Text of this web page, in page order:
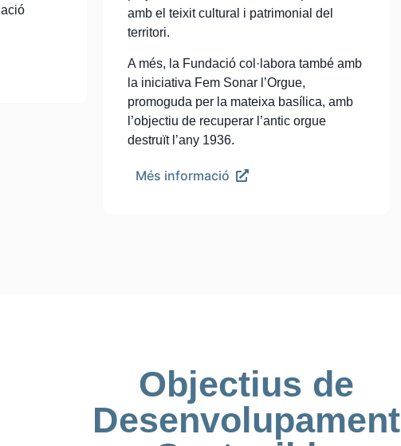
amb el teixit cultural i patrimonial del
territori.
A més, la Fundació col·labora també amb
la iniciativa Fem Sonar l’Orgue,
promoguda per la mateixa basílica, amb
l’objectiu de recuperar l’antic orgue
destruït l’any 1936.
Més informació
Objectius de
Desenvolupament